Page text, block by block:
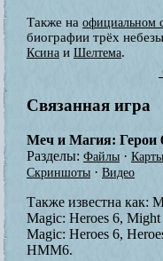
Также на официальном
биографии трёх
Ксина и Шелтема.
Связанная игра
Меч и Магия: Герои
Разделы: Файлы · Карты
Скриншоты · Видео
Также известна как:
Magic: Heroes 6,
Magic: Heroes 6,
HMM6.